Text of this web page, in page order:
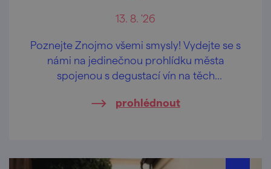
13. 8. '26
Poznejte Znojmo všemi smysly! Vydejte se s
námi na jedinečnou prohlídku města
spojenou s degustací vín na těch
prohlédnout